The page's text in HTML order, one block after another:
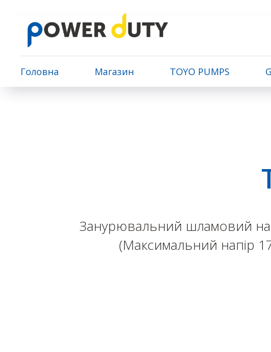
Головна Магазин TOYO PUMPS
Занурювальний шламовий
(Максимальний напір